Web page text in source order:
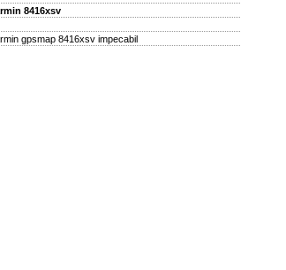
8416xsv
gpsmap 8416xsv impecabil